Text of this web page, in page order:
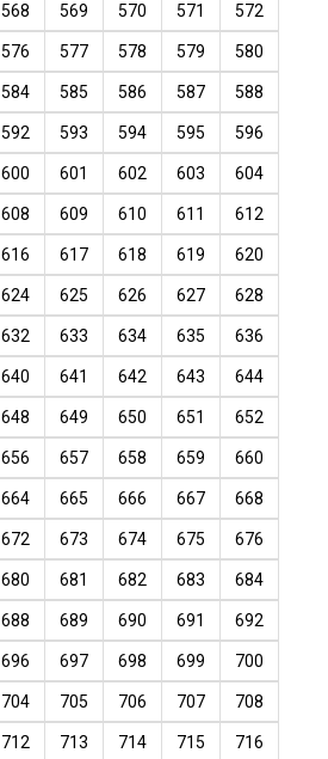
568 569 570 571 572
576 577 578 579 580
584 585 586 587 588
592 593 594 595 596
600 601 602 603 604
608 609 610 611 612
616 617 618 619 620
624 625 626 627 628
632 633 634 635 636
640 641 642 643 644
648 649 650 651 652
656 657 658 659 660
664 665 666 667 668
672 673 674 675 676
680 681 682 683 684
688 689 690 691 692
696 697 698 699 700
704 705 706 707 708
712 713 714 715 716